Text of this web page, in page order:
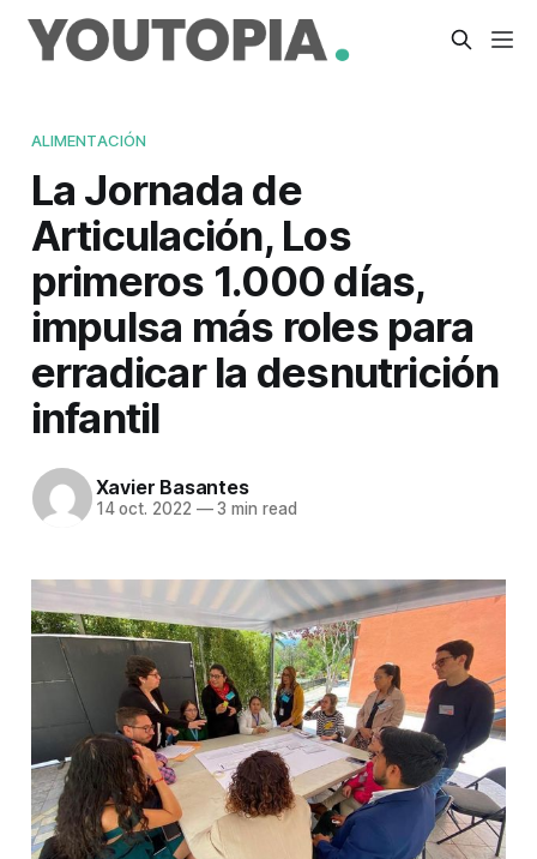
ALIMENTACIÓN
La Jornada de
Articulación, Los
primeros 1.000 días,
impulsa más roles para
erradicar la desnutrición
infantil
Xavier Basantes
14 oct. 2022 —3 min read